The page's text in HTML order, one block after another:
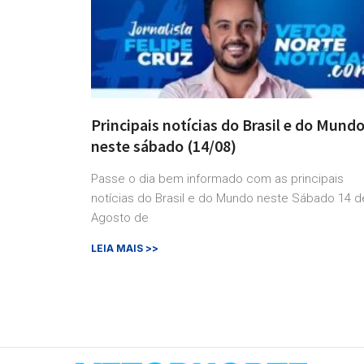
Principais notícias do Brasil e do Mundo
neste sábado (14/08)
Passe o dia bem informado com as principais
notícias do Brasil e do Mundo neste Sábado 14
Agosto de
LEIA MAIS >>